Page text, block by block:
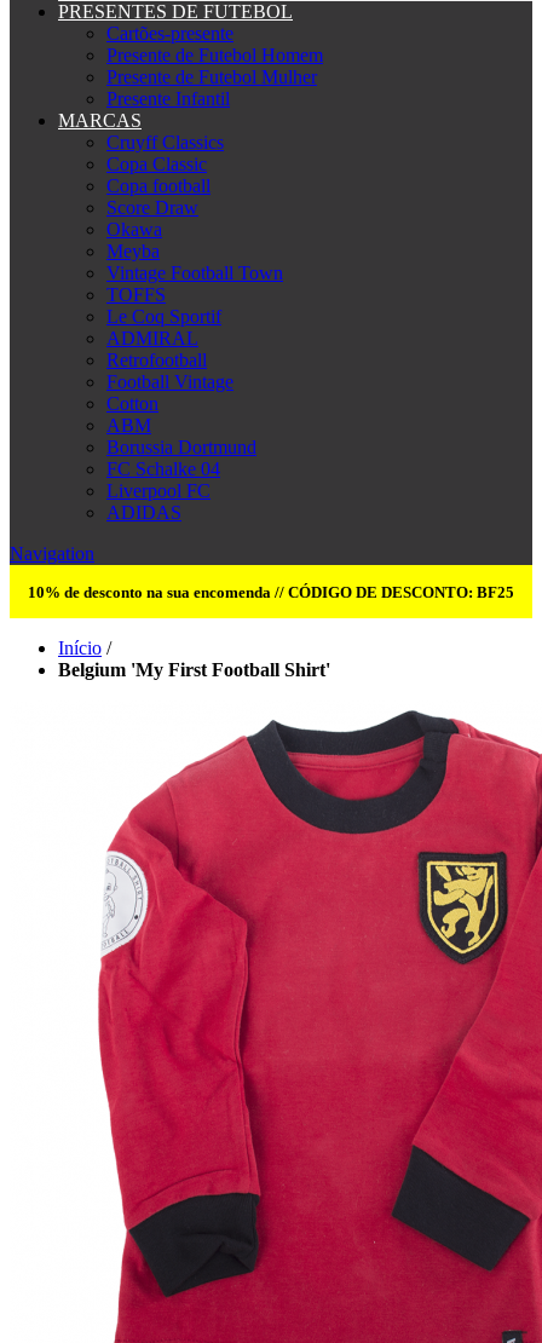
PRESENTES DE FUTEBOL
Cartões-presente
Presente de Futebol Homem
Presente de Futebol Mulher
Presente Infantil
MARCAS
Cruyff Classics
Copa Classic
Copa football
Score Draw
Okawa
Meyba
Vintage Football Town
TOFFS
Le Coq Sportif
ADMIRAL
Retrofootball
Football Vintage
Cotton
ABM
Borussia Dortmund
FC Schalke 04
Liverpool FC
ADIDAS
Navigation
10% de desconto na sua encomenda // CÓDIGO DE DESCONTO: BF25
Início /
Belgium 'My First Football Shirt'